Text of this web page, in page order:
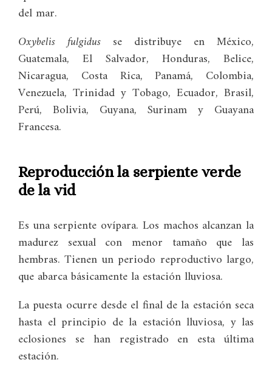
del mar.
Oxybelis fulgidus se distribuye en México,
Guatemala, El Salvador, Honduras, Belice,
Nicaragua, Costa Rica, Panamá, Colombia,
Venezuela, Trinidad y Tobago, Ecuador, Brasil,
Perú, Bolivia, Guyana, Surinam y Guayana
Francesa.
Reproducción la serpiente verde
de la vid
Es una serpiente ovípara. Los machos alcanzan la
madurez sexual con menor tamaño que las
hembras. Tienen un periodo reproductivo largo,
que abarca básicamente la estación lluviosa.
La puesta ocurre desde el final de la estación seca
hasta el principio de la estación lluviosa, y las
eclosiones se han registrado en esta última
estación.